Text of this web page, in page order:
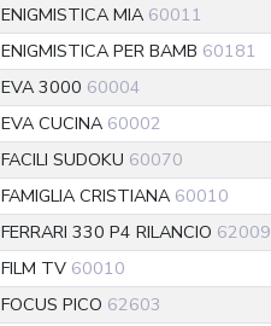
ENIGMISTICA MIA 60011
ENIGMISTICA PER BAMB 60181
EVA 3000 60004
EVA CUCINA 60002
FACILI SUDOKU 60070
FAMIGLIA CRISTIANA 60010
FERRARI 330 P4 RILANCIO 62009
FILM TV 60010
FOCUS PICO 62603